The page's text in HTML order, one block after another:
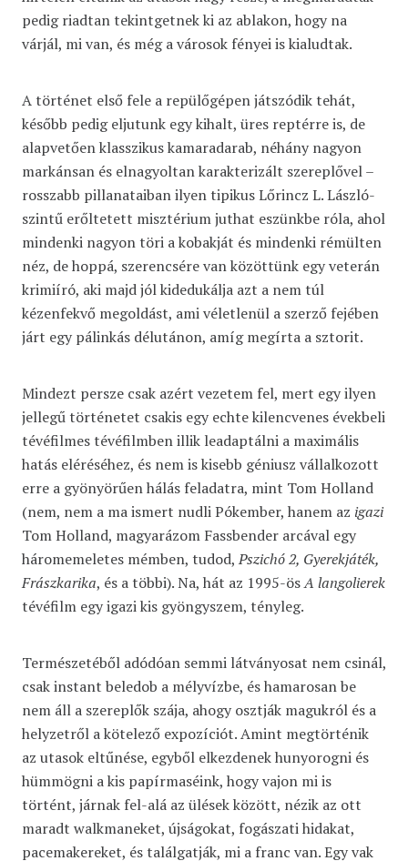
pedig riadtan tekintgetnek ki az ablakon, hogy na
várjál, mi van, és még a városok fényei is kialudtak.
A történet első fele a repülőgépen játszódik tehát,
később pedig eljutunk egy kihalt, üres reptérre is, de
alapvetően klasszikus kamaradarab, néhány nagyon
markánsan és elnagyoltan karakterizált szereplővel –
rosszabb pillanataiban ilyen tipikus Lőrincz L. László-
szintű erőltetett misztérium juthat eszünkbe róla, ahol
mindenki nagyon töri a kobakját és mindenki rémülten
néz, de hoppá, szerencsére van közöttünk egy veterán
krimiíró, aki majd jól kidedukálja azt a nem túl
kézenfekvő megoldást, ami véletlenül a szerző fejében
járt egy pálinkás délutánon, amíg megírta a sztorit.
Mindezt persze csak azért vezetem fel, mert egy ilyen
jellegű történetet csakis egy echte kilencvenes évekbeli
tévéfilmes tévéfilmben illik leadaptálni a maximális
hatás eléréséhez, és nem is kisebb géniusz vállalkozott
erre a gyönyörűen hálás feladatra, mint Tom Holland
(nem, nem a ma ismert nudli Pókember, hanem az igazi
Tom Holland, magyarázom Fassbender arcával egy
háromemeletes mémben, tudod,Pszichó 2, Gyerekjáték,
Frászkarika, és a többi). Na, hát az 1995-ösA langolierek
tévéfilm egy igazi kis gyöngyszem, tényleg.
Természetéből adódóan semmi látványosat nem csinál,
csak instant beledob a mélyvízbe, és hamarosan be
nem áll a szereplők szája, ahogy osztják magukról és a
helyzetről a kötelező expozíciót. Amint megtörténik
az utasok eltűnése, egyből elkezdenek hunyorogni és
hümmögni a kis papírmaséink, hogy vajon mi is
történt, járnak fel-alá az ülések között, nézik az ott
maradt walkmaneket, újságokat, fogászati hidakat,
pacemakereket, és találgatják, mi a franc van. Egy vak